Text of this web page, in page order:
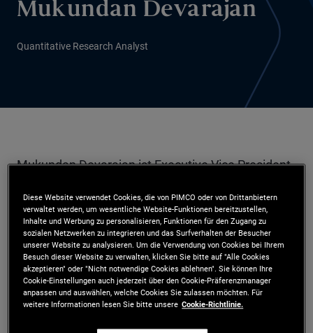
Mukundan Devarajan
Quantitative Research Analyst
Mukundan Devarajan ist Executive Vice President
Niederlassung in Newport Beach. Bevor er 2011
zu PIMCO wechselte, war er Executive Director im
Team für quantitative Strategien bei Nomura
International, wo sein Schwerpunkt auf
Diese Website verwendet Cookies, die von PIMCO oder von Drittanbietern
verwaltet werden, um wesentliche Website-Funktionen bereitzustellen,
Inhalte und Werbung zu personalisieren, Funktionen für den Zugang zu
sozialen Netzwerken zu integrieren und das Surfverhalten der Besucher
unserer Website zu analysieren. Um die Verwendung von Cookies bei Ihrem
Besuch dieser Website zu verwalten, klicken Sie bitte auf "Alle Cookies
akzeptieren" oder "Nicht notwendige Cookies ablehnen". Sie können Ihre
Cookie-Einstellungen auch jederzeit über den Cookie-Präferenzmanager
anpassen und auswählen, welche Cookies Sie zulassen möchten. Für
weitere Informationen lesen Sie bitte unsere Cookie-Richtlinie.